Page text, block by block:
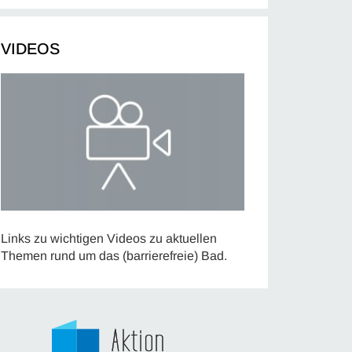
VIDEOS
Links zu wichtigen Videos zu aktuellen
Themen rund um das (barrierefreie) Bad.